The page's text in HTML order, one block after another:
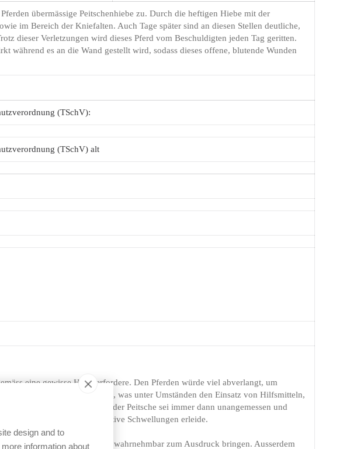
übermässige Peitschenhiebe zu. Durch die heftigen Hiebe mit der
im Bereich der Kniefalten. Auch Tage später sind an diesen Stellen deutliche,
dieser Verletzungen wird dieses Pferd vom Beschuldigten jeden Tag geritten.
während es an die Wand gestellt wird, sodass dieses offene, blutende Wunden
(TSchV):
(TSchV) alt
eine gewisse Härte erfordere. Den Pferden würde viel abverlangt, um
sei daher zu sanktionieren, was unter Umständen den Einsatz von Hilfsmitteln,
Pferdes an. Der Gebrauch der Peitsche sei immer dann unangemessen und
oder Schlagstriemen respektive Schwellungen erleide.
Schmerz äusserlich wahrnehmbar zum Ausdruck bringen. Ausserdem
design and to
information about